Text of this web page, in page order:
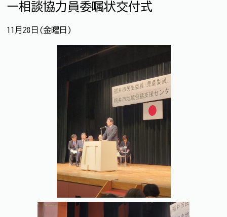
ー相談協力員委嘱状交付式
11月28日(金曜日)